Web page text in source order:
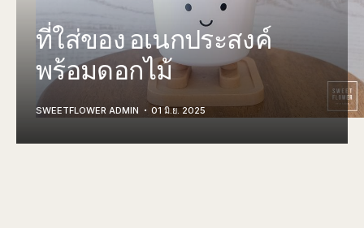
ที่ใส่ของ อเนกประสงค์
พร้อมดอกไม้
SWEETFLOWER ADMIN 01 มิ.ย. 2025